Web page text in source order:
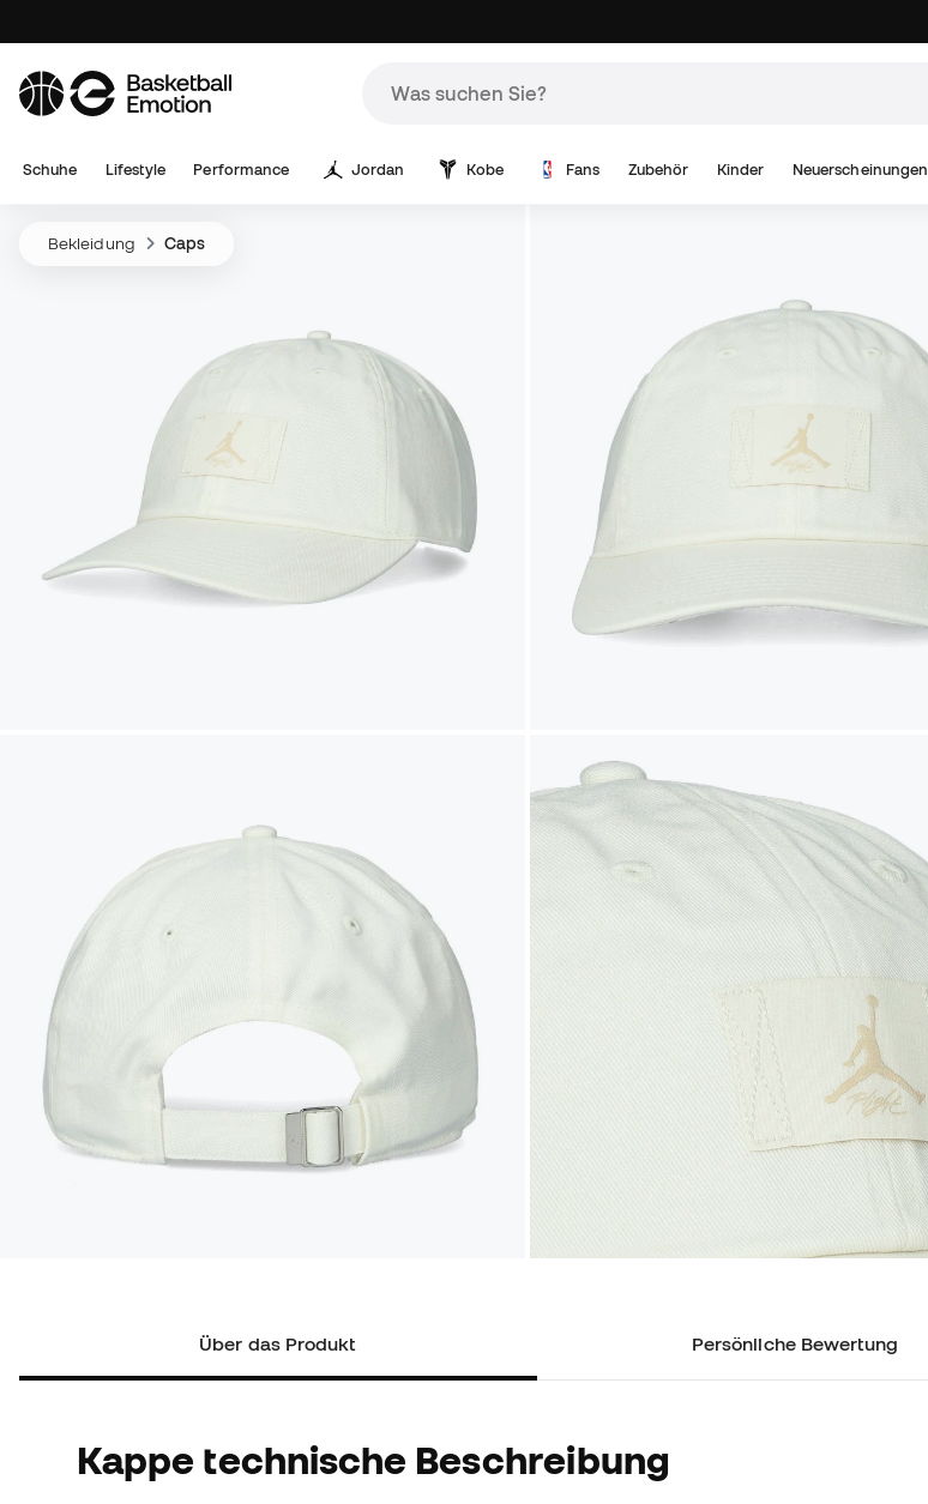
Schuhe Lifestyle Performance Jordan Kobe Fans Zubehör Kinder Neuerscheinungen
Bekleidung Caps
Über das Produkt Persönliche Bewertung
Kappe technische Beschreibung